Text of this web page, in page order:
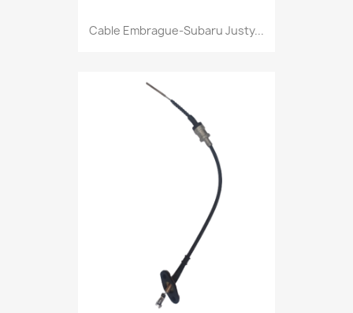
Cable Embrague-Subaru Justy...